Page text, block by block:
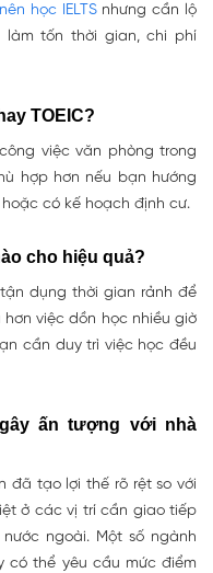
học IELTSnhưng cần lộ
làm tốn thời gian, chi phí
TOEIC?
việc văn phòng trong
hợp hơn nếu bạn hướng
có kế hoạch định cư.
cho hiệu quả?
dụng thời gian rảnh để
việc dồn học nhiều giờ
cần duy trì việc học đều
ấn tượng với nhà
đã tạo lợi thế rõ rệt so với
ở các vị trí cần giao tiếp
ngoài. Một số ngành
có thể yêu cầu mức điểm